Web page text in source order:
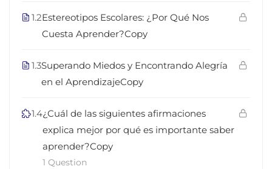
1.2Estereotipos Escolares: ¿Por Qué Nos
Cuesta Aprender?Copy
1.3Superando Miedos y Encontrando Alegría
en el AprendizajeCopy
1.4¿Cuál de las siguientes afirmaciones
explica mejor por qué es importante saber
aprender?Copy
1 Question